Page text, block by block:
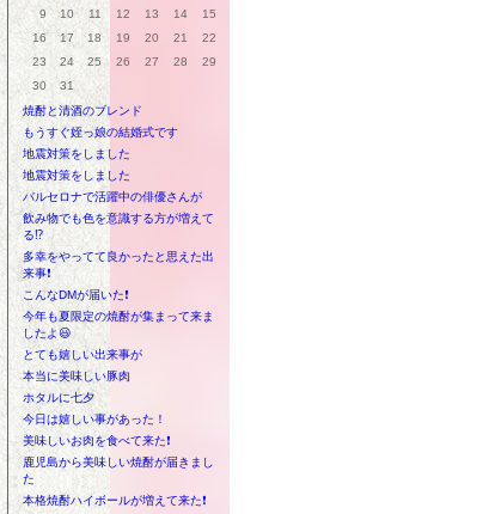
9
10 11 12 13 14
15
16
17 18 19 20 21
22
23
24 25 26 27 28
29
30
31
焼酎と清酒のブレンド
もうすぐ姪っ娘の結婚式です
地震対策をしました
地震対策をしました
バルセロナで活躍中の俳優さんが
飲み物でも色を意識する方が増えて
る⁉
多幸をやってて良かったと思えた出
来事❗
こんなDMが届いた❗
今年も夏限定の焼酎が集まって来ま
したよ😃
とても嬉しい出来事が
本当に美味しい豚肉
ホタルに七夕
今日は嬉しい事があった！
美味しいお肉を食べて来た❗
鹿児島から美味しい焼酎が届きまし
た
本格焼酎ハイボールが増えて来た❗